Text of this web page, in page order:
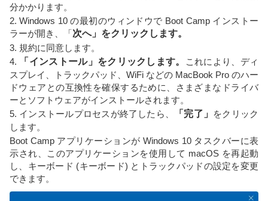
分かかります。
2. Windows 10 の最初のウィンドウで Boot Camp インストー
ラーが開き、「次へ」をクリックします。
3. 規約に同意します。
4.
「インストール」をクリックします。
これにより、ディ
スプレイ、トラックパッド、WiFi などの MacBook Pro のハー
ドウェアとの互換性を確保するために、さまざまなドライバ
ーとソフトウェアがインストールされます。
5. インストールプロセスが終了したら、
「完了」
をクリック
します。
Boot Camp アプリケーションが Windows 10 タスクバーに表
示され、このアプリケーションを使用して macOS を再起動
し、キーボード (キーボード) とトラックパッドの設定を変更
できます。